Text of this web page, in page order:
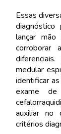
Essas
lançar mão
corroborar
medular
identificar
exame
auxiliar no
critérios